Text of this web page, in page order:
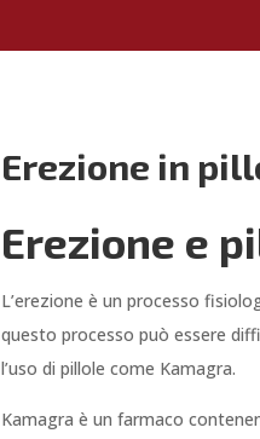
Erezione in
Erezione e
L’erezione è un processo
questo processo può essere
l’uso di pillole come Kamagra.
Kamagra è un farmaco